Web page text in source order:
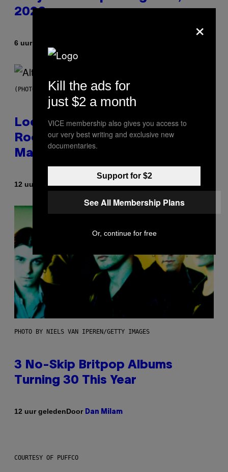
2026
6 uur geleden
(PHOTO BY MICK HUTSON/REDFERNS)
Looking For the Perfect Alt-
Rock Mixtape for Your Boo? I
Made It for You Already
12 uur geledenDoorLauren Boisvert
PHOTO BY NIELS VAN IPEREN/GETTY IMAGES
3 No-Skip Britpop Albums
Turning 30 This Year
12 uur geledenDoor Dan Milam
COURTESY OF PUFFCO
×
Kill the ads for
just $2 a month
VICE membership also gives you access to
our very best writing and exclusive new
documentaries.
Support for $2
See All Membership Plans
Or, continue for free